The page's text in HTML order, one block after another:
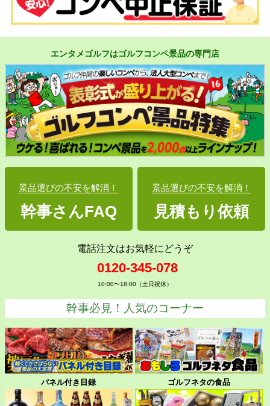
エンタメゴルフはゴルフコンペ景品の専門店
景品選びの不安を解消！
幹事さんFAQ
景品選びの不安を解消！
見積もり依頼
電話注文はお気軽にどうぞ
0120-345-078
10:00〜18:00（土日祝休）
幹事必見！人気のコーナー
パネル付き目録 ゴルフネタの食品